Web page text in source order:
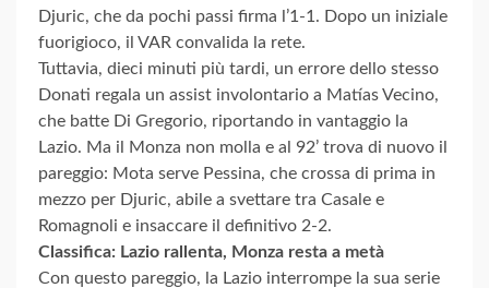
Djuric, che da pochi passi firma l’1-1. Dopo un iniziale
fuorigioco, il VAR convalida la rete.
Tuttavia, dieci minuti più tardi, un errore dello stesso
Donati regala un assist involontario a Matías Vecino,
che batte Di Gregorio, riportando in vantaggio la
Lazio. Ma il Monza non molla e al 92’ trova di nuovo il
pareggio: Mota serve Pessina, che crossa di prima in
mezzo per Djuric, abile a svettare tra Casale e
Romagnoli e insaccare il definitivo 2-2.
Classifica: Lazio rallenta, Monza resta a metà
Con questo pareggio, la Lazio interrompe la sua serie